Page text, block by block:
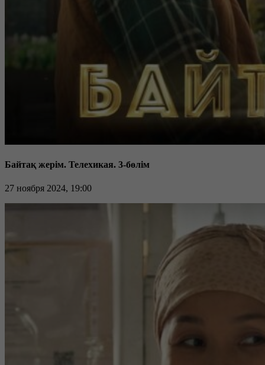
Байтақ жерім. Телехикая. 3-бөлім
27 ноября 2024, 19:00